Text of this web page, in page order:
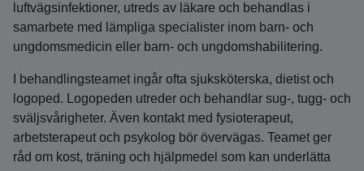
luftvägsinfektioner, utreds av läkare och behandlas i
samarbete med lämpliga specialister inom barn- och
ungdomsmedicin eller barn- och ungdomshabilitering.
I behandlingsteamet ingår ofta sjuksköterska, dietist och
logoped. Logopeden utreder och behandlar sug‑, tugg- och
sväljsvårigheter. Även kontakt med fysioterapeut,
arbetsterapeut och psykolog bör övervägas. Teamet ger
råd om kost, träning och hjälpmedel som kan underlätta